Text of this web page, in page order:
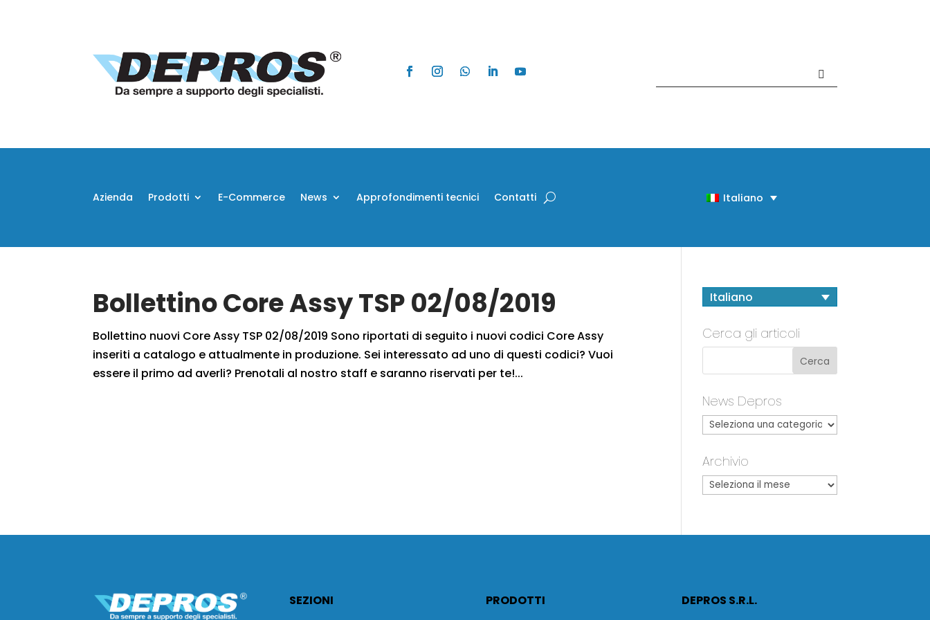
Azienda Prodotti E-Commerce News Approfondimenti tecnici Contatti Italiano
Bollettino Core Assy TSP 02/08/2019
Bollettino nuovi Core Assy TSP 02/08/2019 Sono riportati di seguito i nuovi codici Core Assy
inseriti a catalogo e attualmente in produzione. Sei interessato ad uno di questi codici? Vuoi
essere il primo ad averli? Prenotali al nostro staff e saranno riservati per te!...
Italiano
Cerca gli articoli
News Depros
Archivio
SEZIONI
PRODOTTI
DEPROS S.R.L.